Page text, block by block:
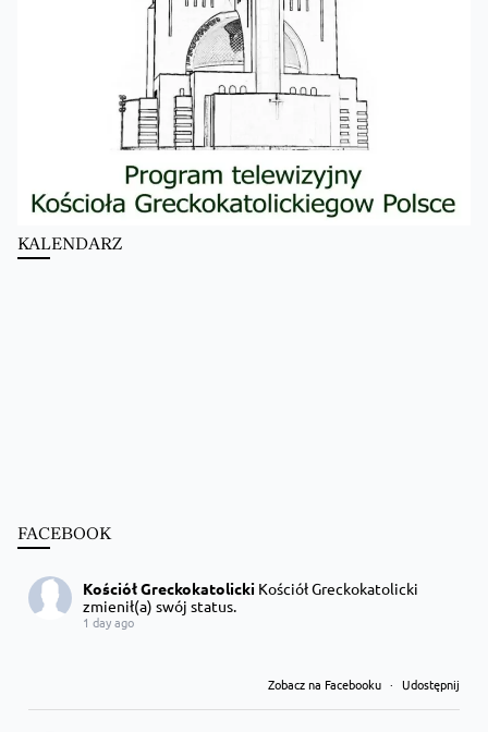
KALENDARZ
FACEBOOK
Kościół Greckokatolicki Kościół Greckokatolicki
zmienił(a) swój status.
1 day ago
Zobacz na Facebooku · Udostępnij